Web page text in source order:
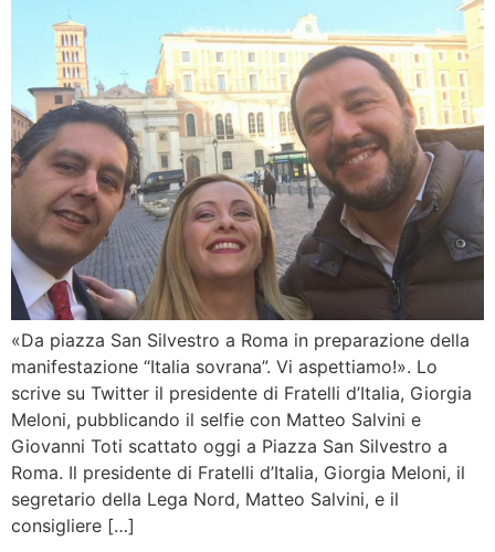
«Da piazza San Silvestro a Roma in preparazione della
manifestazione “Italia sovrana”. Vi aspettiamo!». Lo
scrive su Twitter il presidente di Fratelli d’Italia, Giorgia
Meloni, pubblicando il selfie con Matteo Salvini e
Giovanni Toti scattato oggi a Piazza San Silvestro a
Roma. Il presidente di Fratelli d’Italia, Giorgia Meloni, il
segretario della Lega Nord, Matteo Salvini, e il
consigliere […]